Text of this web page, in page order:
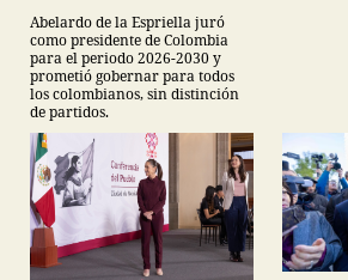
Abelardo de la Espriella juró
como presidente de Colombia
para el periodo 2026-2030 y
prometió gobernar para todos
los colombianos, sin distinción
de partidos.